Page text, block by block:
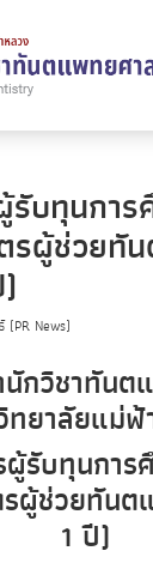
รับทุนกา
รผู้ช่วยทั
(PR News)
นักวิชาทัน
ทยาลัยแม่ฟ้
รับทุนกา
ผู้ช่วยทัน
1 ปี)